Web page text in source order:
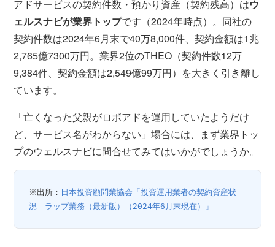
アドサービスの契約件数・預かり資産（契約残高）はウ
ェルスナビが業界トップです（2024年時点）。同社の
契約件数は2024年6月末で40万8,000件、契約金額は1兆
2,765億7300万円。業界2位のTHEO（契約件数12万
9,384件、契約金額は2,549億99万円）を大きく引き離し
ています。
「亡くなった父親がロボアドを運用していたようだけ
ど、サービス名がわからない」場合には、まず業界トッ
プのウェルスナビに問合せてみてはいかがでしょうか。
※出所： 日本投資顧問業協会「投資運用業者の契約資産状
況　ラップ業務（最新版）（2024年6月末現在）」